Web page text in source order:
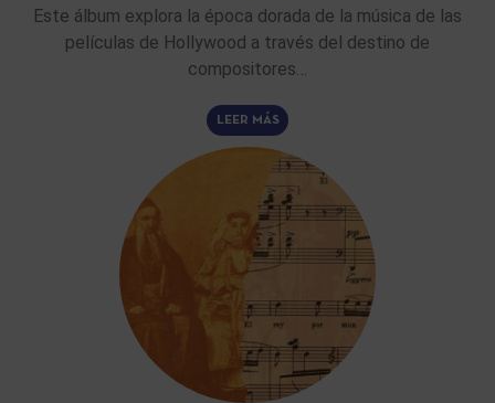
Este álbum explora la época dorada de la música de las
películas de Hollywood a través del destino de
compositores…
LEER MÁS